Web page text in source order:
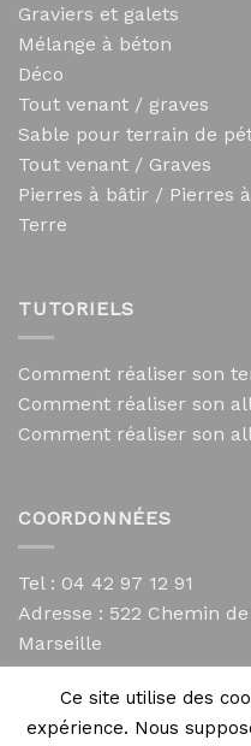
Graviers et galets
Mélange à béton
Déco
Tout venant / graves
Sable pour terrain de
Tout venant / Graves
Pierres à bâtir / Pierres
Terre
TUTORIELS
Comment réaliser son
Comment réaliser son
Comment réaliser son
COORDONNÉES
Tel : 04 42 97 12 91
Adresse : 522 Chemin
Marseille
Mentions légales
Ce site utilise des
expérience. Nous